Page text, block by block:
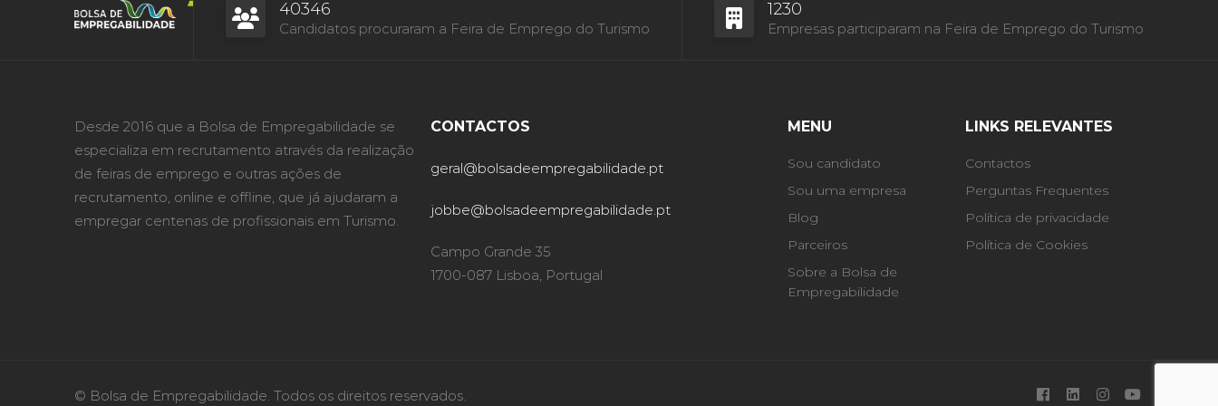
40346
Candidatos procuraram a Feira de Emprego do Turismo
1230
Empresas participaram na Feira de Emprego do Turismo
Desde 2016 que a Bolsa de Empregabilidade se
especializa em recrutamento através da realização
de feiras de emprego e outras ações de
recrutamento, online e offline, que já ajudaram a
empregar centenas de profissionais em Turismo.
CONTACTOS
geral@bolsadeempregabilidade.pt
jobbe@bolsadeempregabilidade.pt
Campo Grande 35
1700-087 Lisboa, Portugal
MENU
Sou candidato
Sou uma empresa
Blog
Parceiros
Sobre a Bolsa de
Empregabilidade
LINKS RELEVANTES
Contactos
Perguntas Frequentes
Política de privacidade
Política de Cookies
© Bolsa de Empregabilidade. Todos os direitos reservados.